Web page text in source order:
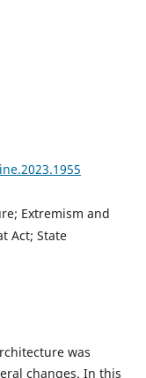
Extremism and
Act; State
was
changes. In this